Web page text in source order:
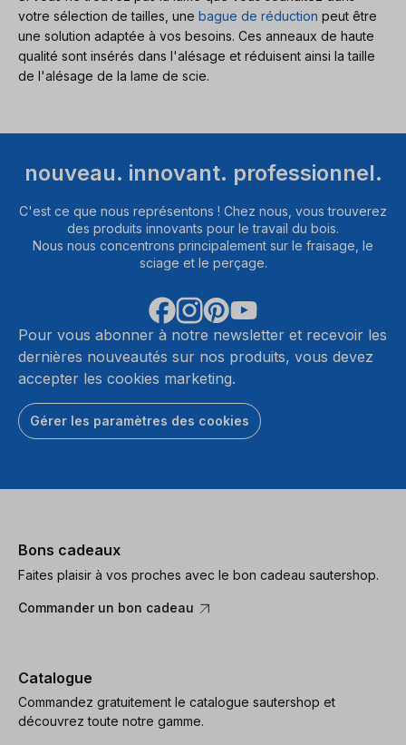
votre sélection de tailles, une bague de réduction peut être
une solution adaptée à vos besoins. Ces anneaux de haute
qualité sont insérés dans l'alésage et réduisent ainsi la taille
de l'alésage de la lame de scie.
nouveau. innovant. professionnel.
C'est ce que nous représentons ! Chez nous, vous trouverez
des produits innovants pour le travail du bois.
Nous nous concentrons principalement sur le fraisage, le
sciage et le perçage.
Pour vous abonner à notre newsletter et recevoir les
dernières nouveautés sur nos produits, vous devez
accepter les cookies marketing.
Gérer les paramètres des cookies
Bons cadeaux
Faites plaisir à vos proches avec le bon cadeau sautershop.
Commander un bon cadeau
Catalogue
Commandez gratuitement le catalogue sautershop et
découvrez toute notre gamme.